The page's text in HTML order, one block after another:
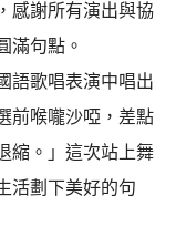
感謝所有演出與協
滿句點。
歌唱表演中唱出
前喉嚨沙啞，差點
縮。」這次站上舞
活劃下美好的句